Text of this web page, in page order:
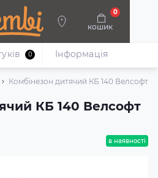
кошик
0
Немовлята Взуття
Комбінезон дитячий КБ 140 Велсофт
КБ 140 Велсофт
0 Iнформація
в наявності